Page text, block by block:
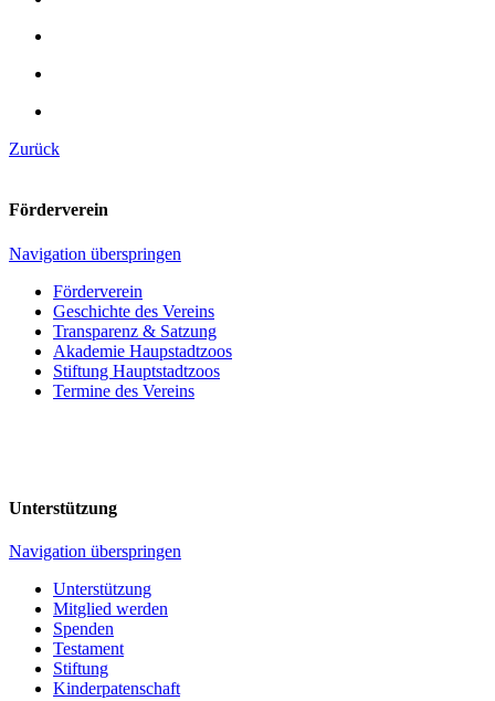
Zurück
Förderverein
Navigation überspringen
Förderverein
Geschichte des Vereins
Transparenz & Satzung
Akademie Haupstadtzoos
Stiftung Hauptstadtzoos
Termine des Vereins
Unterstützung
Navigation überspringen
Unterstützung
Mitglied werden
Spenden
Testament
Stiftung
Kinderpatenschaft